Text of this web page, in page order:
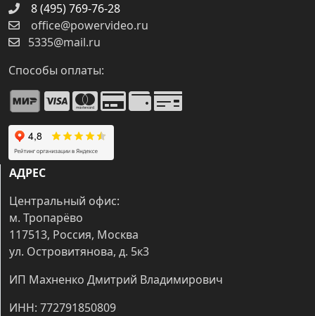
8 (495) 769-76-28
office@powervideo.ru
5335@mail.ru
Способы оплаты:
АДРЕС
Центральный офис:
м. Тропарёво
117513, Россия, Москва
ул. Островитянова, д. 5к3
ИП Махненко Дмитрий Владимирович
ИНН: 772791850809